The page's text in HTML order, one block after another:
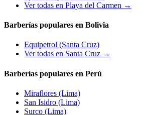
Ver todas en Playa del Carmen →
Barberías populares en Bolivia
Equipetrol (Santa Cruz)
Ver todas en Santa Cruz →
Barberías populares en Perú
Miraflores (Lima)
San Isidro (Lima)
Surco (Lima)